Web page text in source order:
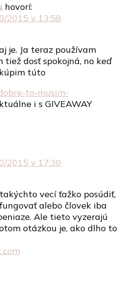
hovorí:
2015 v 13:58
je. Ja teraz používam
tiež dosť spokojná, no keď
túto
to-musim-
i s GIVEAWAY
2015 v 17:30
vecí ťažko posúdiť,
alebo človek iba
Ale tieto vyzerajú
otázkou je, ako dlho to